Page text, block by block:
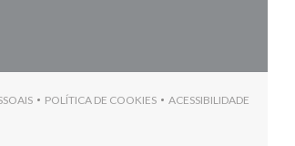
JANELA))
POLÍTICA DE COOKIES
((ABRE NUMA NOVA JANELA))
ACESSIBILIDADE
((ABRE NUMA